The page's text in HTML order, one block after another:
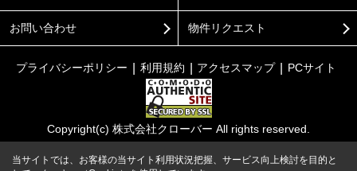
お問い合わせ 物件リクエスト
プライバシーポリシー 利用規約 アクセスマップ PCサイト
Copyright(c) 株式会社クローバー All rights reserved.
当サイトでは、お客様の当サイト利用状況把握、サービス向上検討を目的と